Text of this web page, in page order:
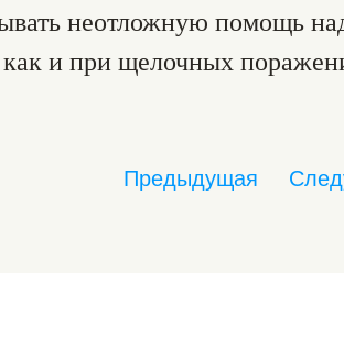
неотложную помощь
как и при щелочных
Предыдущая